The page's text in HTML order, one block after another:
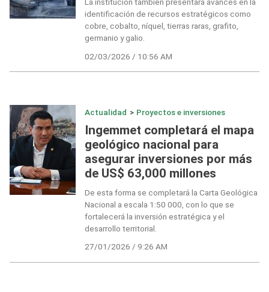
La institución también presentará avances en la
identificación de recursos estratégicos como
cobre, cobalto, níquel, tierras raras, grafito,
germanio y galio.
02/03/2026 / 10:56 AM
Actualidad > Proyectos e inversiones
Ingemmet completará el mapa
geológico nacional para
asegurar inversiones por más
de US$ 63,000 millones
De esta forma se completará la Carta Geológica
Nacional a escala 1:50 000, con lo que se
fortalecerá la inversión estratégica y el
desarrollo territorial.
27/01/2026 / 9:26 AM